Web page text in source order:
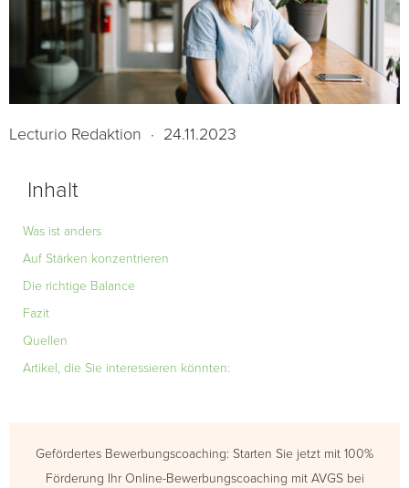
Lecturio Redaktion · 24.11.2023
Inhalt
Was ist anders
Auf Stärken konzentrieren
Die richtige Balance
Fazit
Quellen
Artikel, die Sie interessieren könnten:
Gefördertes Bewerbungscoaching: Starten Sie jetzt mit 100%
Förderung Ihr Online-Bewerbungscoaching mit AVGS bei